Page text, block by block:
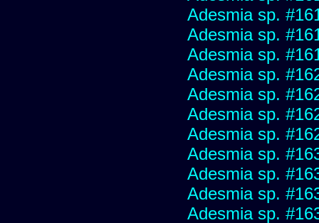
Adesmia sp.
Adesmia sp.
Adesmia sp.
Adesmia sp.
Adesmia sp.
Adesmia sp.
Adesmia sp.
Adesmia sp.
Adesmia sp.
Adesmia sp.
Adesmia sp.